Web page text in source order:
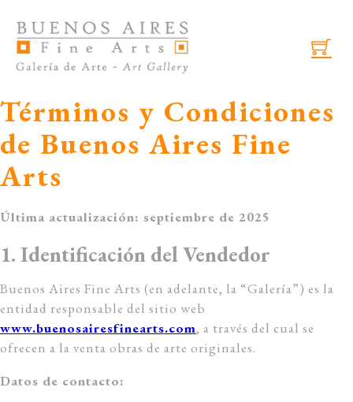
Términos y Condiciones
de Buenos Aires Fine
Arts
Última actualización: septiembre de 2025
1. Identificación del Vendedor
Buenos Aires Fine Arts (en adelante, la “Galería”) es la
entidad responsable del sitio web
www.buenosairesfinearts.com, a través del cual se
ofrecen a la venta obras de arte originales.
Datos de contacto: